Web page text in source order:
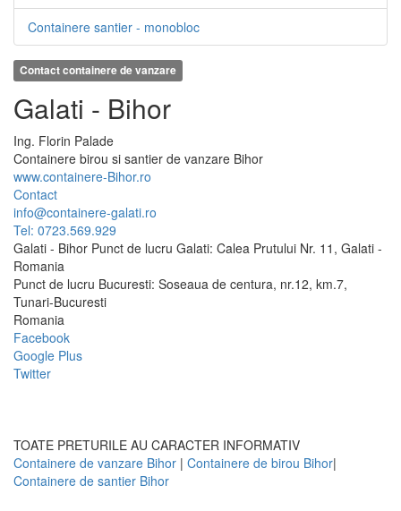
Containere santier - monobloc
Contact containere de vanzare
Galati - Bihor
Ing. Florin Palade
Containere birou si santier de vanzare Bihor
www.containere-Bihor.ro
Contact
info@containere-galati.ro
Tel: 0723.569.929
Galati - Bihor Punct de lucru Galati: Calea Prutului Nr. 11, Galati -
Romania
Punct de lucru Bucuresti: Soseaua de centura, nr.12, km.7,
Tunari-Bucuresti
Romania
Facebook
Google Plus
Twitter
TOATE PRETURILE AU CARACTER INFORMATIV
Containere de vanzare Bihor | Containere de birou Bihor|
Containere de santier Bihor